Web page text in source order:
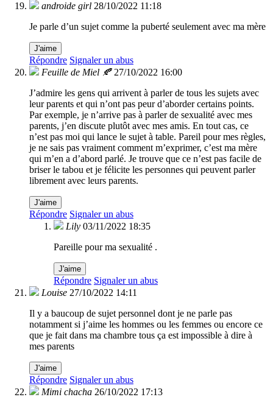
androide girl 28/10/2022 11:18
Je parle d’un sujet comme la puberté seulement avec ma mère
J'aime
Répondre Signaler un abus
Feuille de Miel 🍂 27/10/2022 16:00
J’admire les gens qui arrivent à parler de tous les sujets avec
leur parents et qui n’ont pas peur d’aborder certains points.
Par exemple, je n’arrive pas à parler de sexualité avec mes
parents, j’en discute plutôt avec mes amis. En tout cas, ce
n’est pas moi qui lance le sujet à table. Pareil pour mes règles,
je ne sais pas vraiment comment m’exprimer, c’est ma mère
qui m’en a d’abord parlé. Je trouve que ce n’est pas facile de
briser le tabou et je félicite les personnes qui peuvent parler
librement avec leurs parents.
J'aime
Répondre Signaler un abus
Lily 03/11/2022 18:35
Pareille pour ma sexualité .
J'aime
Répondre Signaler un abus
Louise 27/10/2022 14:11
Il y a baucoup de sujet personnel dont je ne parle pas
notamment si j’aime les hommes ou les femmes ou encore ce
que je fait dans ma chambre tous ça est impossible à dire à
mes parents
J'aime
Répondre Signaler un abus
Mimi chacha 26/10/2022 17:13